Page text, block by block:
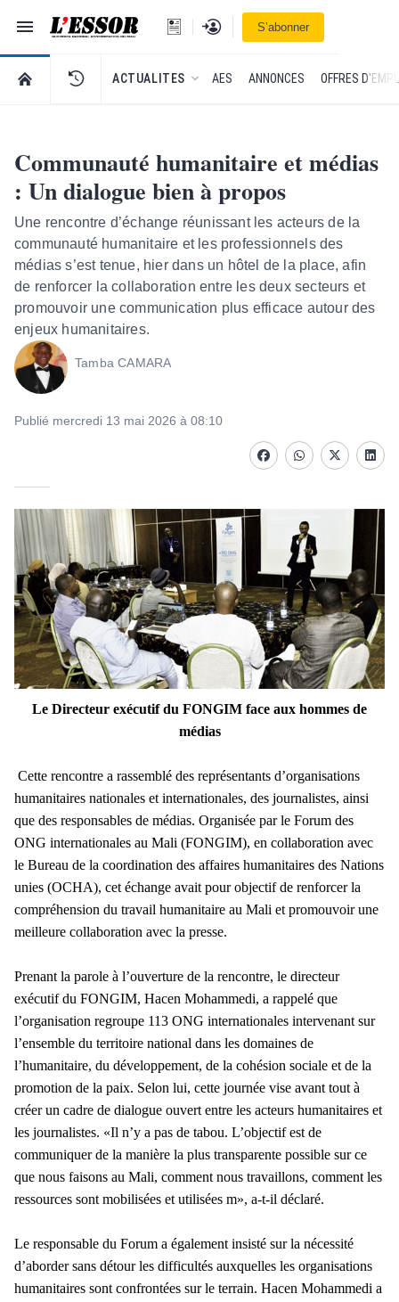
Navigation
L'Essor - retour à la une
Se connecterS’abonner
RETOUR À LA PAGE D’ACCUEIL DE L'ESSOR
ACTUALITES AES ANNONCES OFFRES
Communauté humanitaire et médias
: Un dialogue bien à propos
Une rencontre d’échange réunissant les acteurs de la
communauté humanitaire et les professionnels des
médias s’est tenue, hier dans un hôtel de la place, afin
de renforcer la collaboration entre les deux secteurs et
promouvoir une communication plus efficace autour des
enjeux humanitaires.
Tamba CAMARA
Publié mercredi 13 mai 2026 à 08:10
FacebookwhatsappTwitter
Le Directeur exécutif du FONGIM face aux hommes de
médias
Cette rencontre a rassemblé des représentants d’organisations
humanitaires nationales et internationales, des journalistes, ainsi
que des responsables de médias. Organisée par le Forum des
ONG internationales au Mali (FONGIM), en collaboration avec
le Bureau de la coordination des affaires humanitaires des Nations
unies (OCHA), cet échange avait pour objectif de renforcer la
compréhension du travail humanitaire au Mali et promouvoir une
meilleure collaboration avec la presse.
Prenant la parole à l’ouverture de la rencontre, le directeur
exécutif du FONGIM, Hacen Mohammedi, a rappelé que
l’organisation regroupe 113 ONG internationales intervenant sur
l’ensemble du territoire national dans les domaines de
l’humanitaire, du développement, de la cohésion sociale et de la
promotion de la paix. Selon lui, cette journée vise avant tout à
créer un cadre de dialogue ouvert entre les acteurs humanitaires et
les journalistes. «Il n’y a pas de tabou. L’objectif est de
communiquer de la manière la plus transparente possible sur ce
que nous faisons au Mali, comment nous travaillons, comment les
ressources sont mobilisées et utilisées m», a-t-il déclaré.
Le responsable du Forum a également insisté sur la nécessité
d’aborder sans détour les difficultés auxquelles les organisations
humanitaires sont confrontées sur le terrain. Hacen Mohammedi a